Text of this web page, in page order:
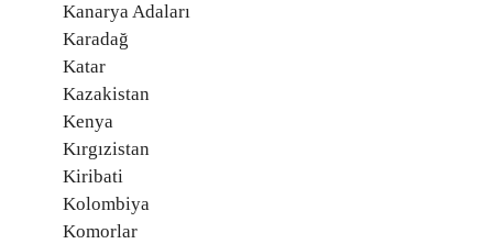
Kanarya Adaları
Karadağ
Katar
Kazakistan
Kenya
Kırgızistan
Kiribati
Kolombiya
Komorlar